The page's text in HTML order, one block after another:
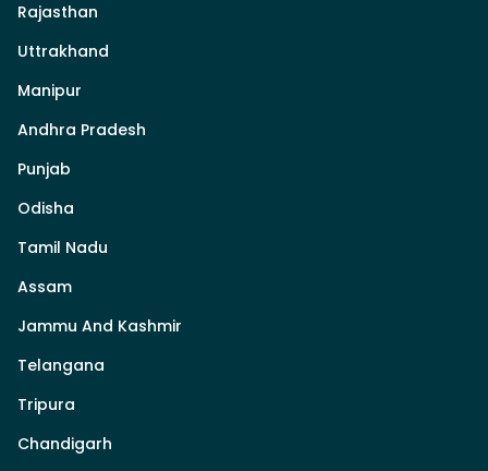
Rajasthan
Uttrakhand
Manipur
Andhra Pradesh
Punjab
Odisha
Tamil Nadu
Assam
Jammu And Kashmir
Telangana
Tripura
Chandigarh